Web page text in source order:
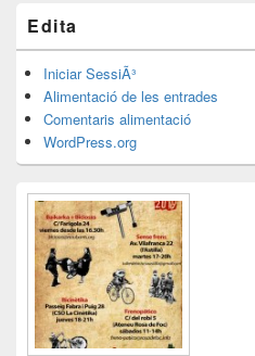
Edita
Iniciar SessiÃ³
Alimentació de les entrades
Comentaris alimentació
WordPress.org